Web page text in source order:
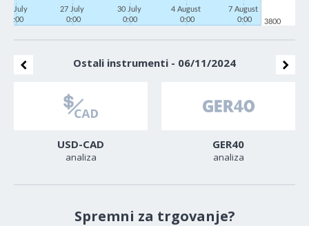
22 July
0:00
27 July
0:00
30 July
0:00
4 August
0:00
7 August
0:00
3800
Ostali instrumenti - 06/11/2024
USD-CAD
analiza
GER40
analiza
Spremni za trgovanje?